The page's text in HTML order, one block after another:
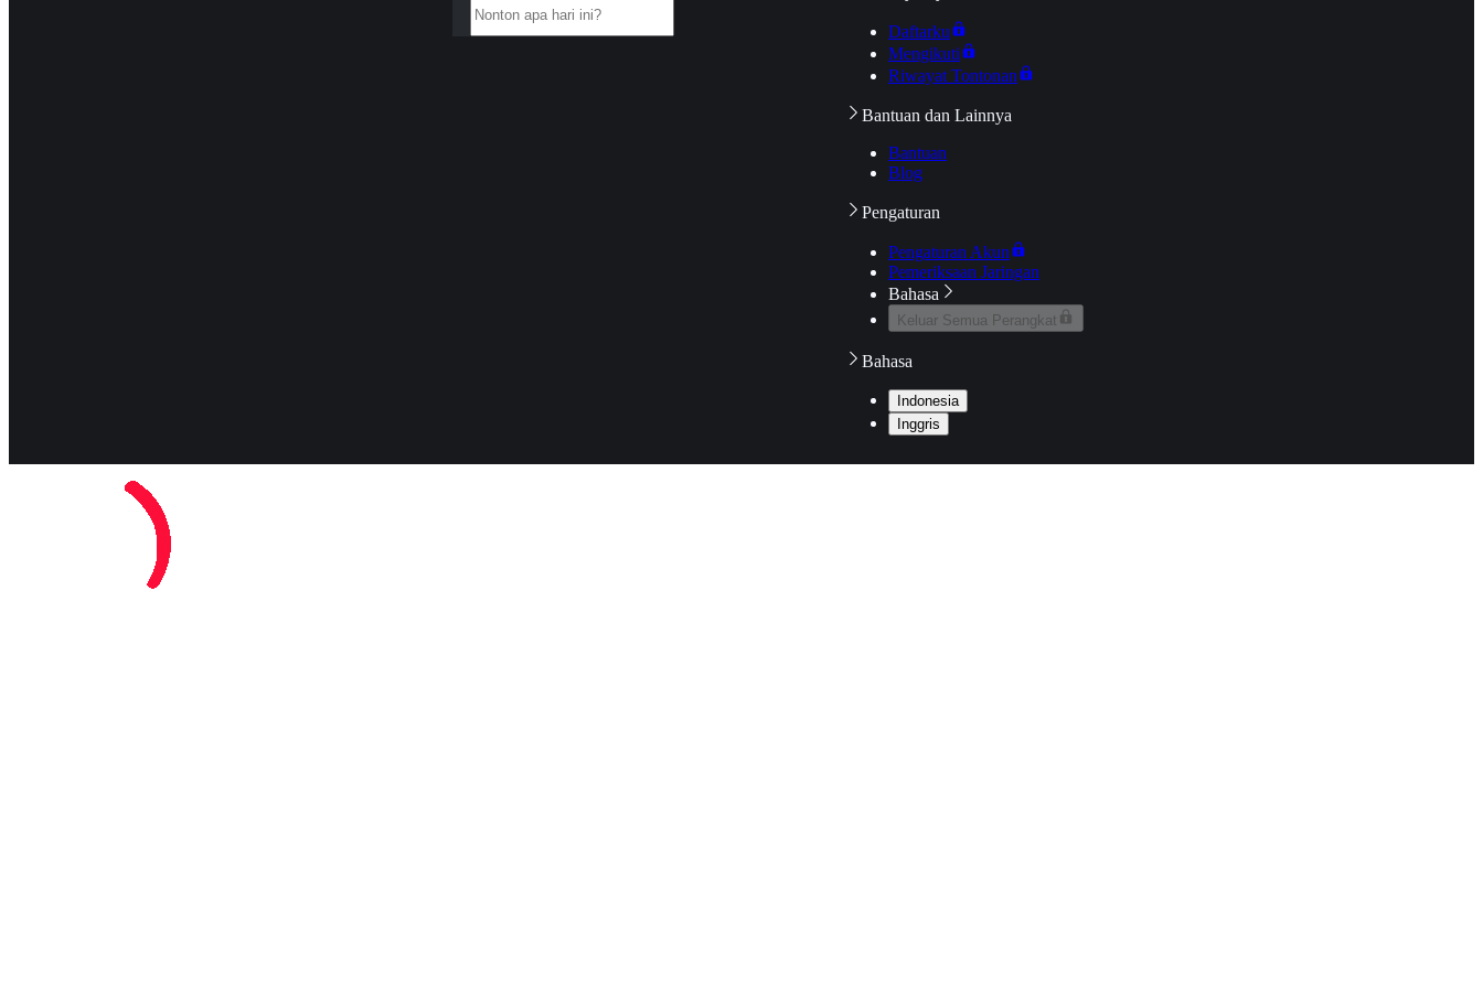
Daftarku
Mengikuti
Riwayat Tontonan
Bantuan dan Lainnya
Bantuan
Blog
Pengaturan
Pengaturan Akun
Pemeriksaan Jaringan
Bahasa
Keluar Semua Perangkat
Bahasa
Indonesia
Inggris